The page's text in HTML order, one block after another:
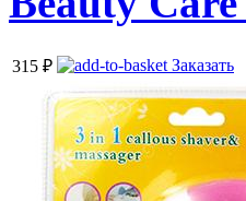
315 ₽ Заказать